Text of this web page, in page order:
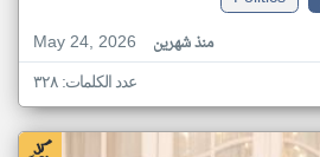
May 24, 2026
منذ شهرين
عدد الكلمات: ٣٢٨